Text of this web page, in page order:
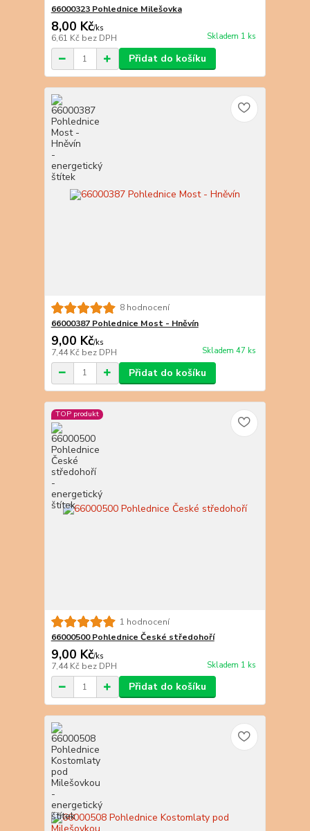
66000323 Pohlednice Milešovka
8,00 Kč/ks
6,61 Kč bez DPH Skladem 1 ks
Přidat do košíku
8 hodnocení
66000387 Pohlednice Most - Hněvín
9,00 Kč/ks
7,44 Kč bez DPH Skladem 47 ks
Přidat do košíku
TOP produkt
1 hodnocení
66000500 Pohlednice České středohoří
9,00 Kč/ks
7,44 Kč bez DPH Skladem 1 ks
Přidat do košíku